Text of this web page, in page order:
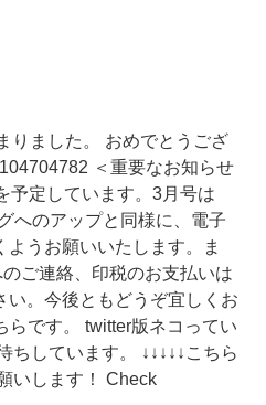
りました。 おめでとうござ
＜重要なお知らせ
予定しています。3月号は
へのアップと同様に、電子
うお願いいたします。ま
ご連絡、印税のお支払いは
い。今後ともどうぞ宜しくお
らです。 twitter版ネコってい
ちしています。 ↓↓↓↓↓こちら
いします！ Check